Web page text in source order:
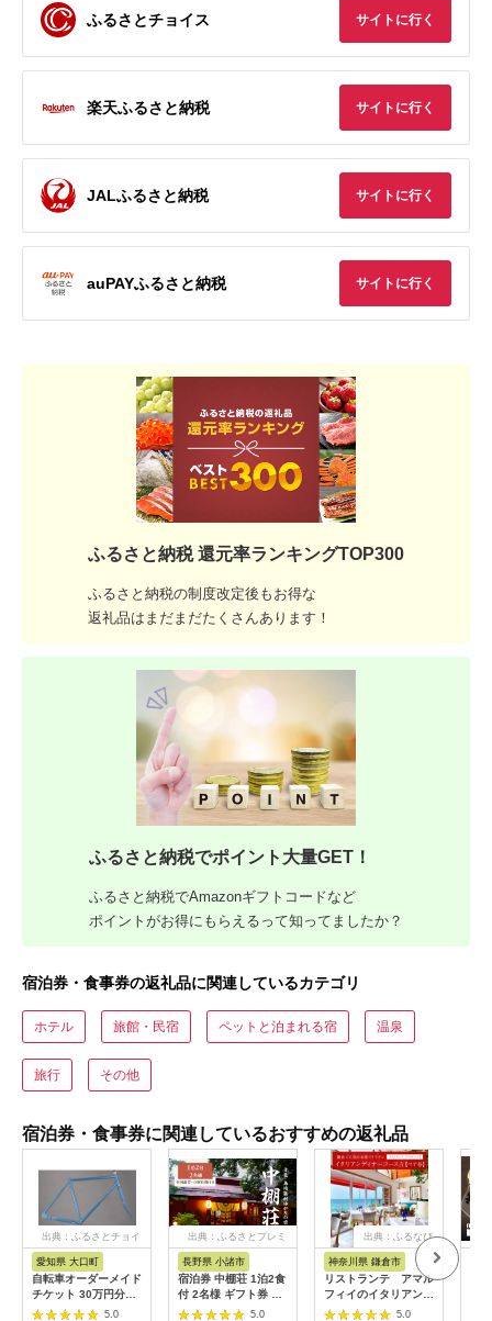
ふるさとチョイス サイトに行く
楽天ふるさと納税 サイトに行く
JALふるさと納税 サイトに行く
auPAYふるさと納税 サイトに行く
ふるさと納税 還元率ランキングTOP300
ふるさと納税の制度改定後もお得な
返礼品はまだまだたくさんあります！
ふるさと納税でポイント大量GET！
ふるさと納税でAmazonギフトコードなど
ポイントがお得にもらえるって知ってましたか？
宿泊券・食事券の返礼品に関連しているカテゴリ
ホテル 旅館・民宿 ペットと泊まれる宿 温泉
旅行 その他
宿泊券・食事券に関連しているおすすめの返礼品
出典：ふるさとチョイ
愛知県 大口町
自転車オーダーメイド
チケット 30万円分
【1360365】
5.0
出典：ふるさとプレミ
長野県 小諸市
宿泊券 中棚荘 1泊2食
付 2名様 ギフト券 チ
ケット 券 宿泊 旅行
5.0
出典：ふるなび
神奈川県 鎌倉市
リストランテ アマル
フィイのイタリアンデ
ィナーコースA ペア
5.0